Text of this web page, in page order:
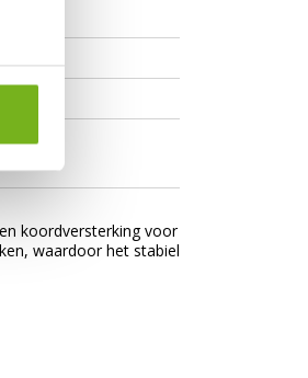
koordversterking voor
waardoor het stabiel